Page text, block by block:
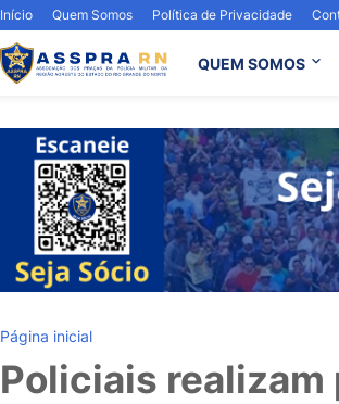
Início Quem Somos Política de Privacidade
QUEM SOMOS
Página inicial
Policiais realizam